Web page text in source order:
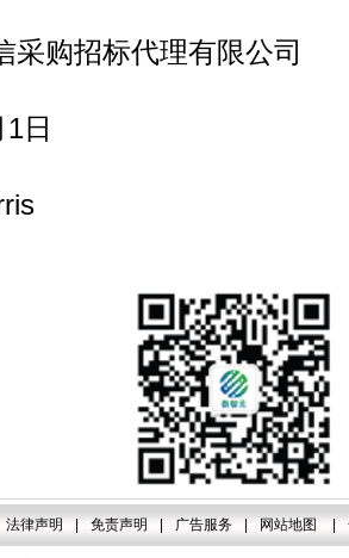
购招标代理有限公司
日
法律声明 免责声明 广告服务 网站地图